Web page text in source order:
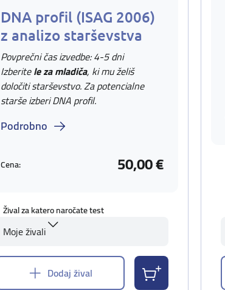
DNA profil (ISAG 2006)
z analizo starševstva
Povprečni čas izvedbe: 4-5 dni
Izberitele za mladiča, ki mu želiš
določiti starševstvo. Za potencialne
starše izberi DNA profil.
Podrobno
Cena: 50,00 €
Žival za katero naročate test
Moje živali
Dodaj žival